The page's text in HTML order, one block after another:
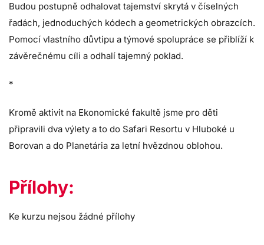
Budou postupně odhalovat tajemství skrytá v číselných
řadách, jednoduchých kódech a geometrických obrazcích.
Pomocí vlastního důvtipu a týmové spolupráce se přiblíží k
závěrečnému cíli a odhalí tajemný poklad.
*
Kromě aktivit na Ekonomické fakultě jsme pro děti
připravili dva výlety a to do Safari Resortu v Hluboké u
Borovan a do Planetária za letní hvězdnou oblohou.
Přílohy:
Ke kurzu nejsou žádné přílohy